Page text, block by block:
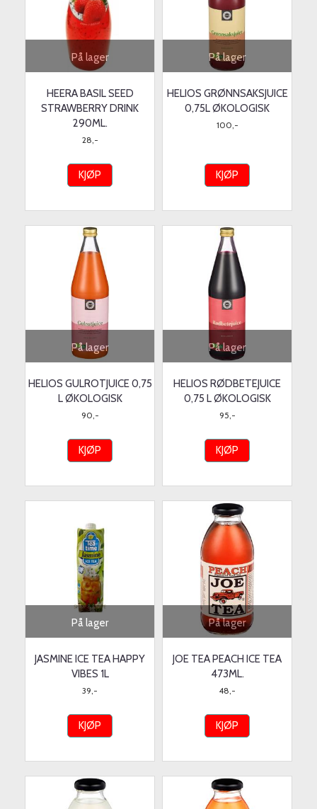
På lager
HEERA BASIL SEED
STRAWBERRY DRINK
290ML.
28,-
KJØP
På lager
HELIOS GRØNNSAKSJUICE
0,75L ØKOLOGISK
100,-
KJØP
På lager
HELIOS GULROTJUICE 0,75
L ØKOLOGISK
90,-
KJØP
På lager
HELIOS RØDBETEJUICE
0,75 L ØKOLOGISK
95,-
KJØP
På lager
JASMINE ICE TEA HAPPY
VIBES 1L
39,-
KJØP
På lager
JOE TEA PEACH ICE TEA
473ML.
48,-
KJØP